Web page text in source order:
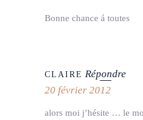
Bonne chance á toutes
CLAIRE Répondre
20 février 2012
alors moi j’hésite … le